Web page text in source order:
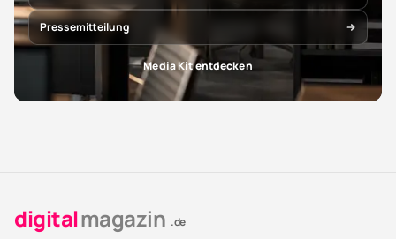
Pressemitteilung
Media Kit entdecken
digitalmagazin .de